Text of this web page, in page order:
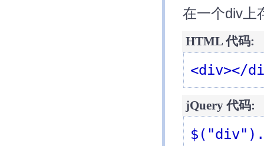
在一个div上
HTML 代码:
<div></
jQuery 代码: